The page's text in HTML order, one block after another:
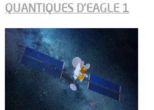
QUANTIQUES D’EAGLE 1